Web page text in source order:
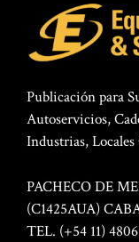
Publicación para
Autoservicios,
Industrias, Locales
PACHECO DE
(C1425AUA)
TEL. (+54 11)